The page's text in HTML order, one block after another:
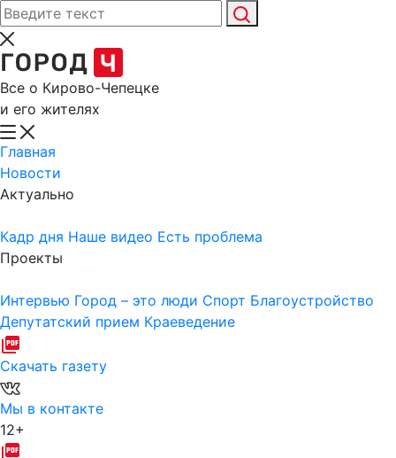
Все о Кирово-Чепецке
и его жителях
Главная
Новости
Актуально
Кадр дня Наше видео Есть проблема
Проекты
Интервью Город – это люди Спорт Благоустройство
Депутатский прием Краеведение
Скачать газету
Мы в контакте
12+